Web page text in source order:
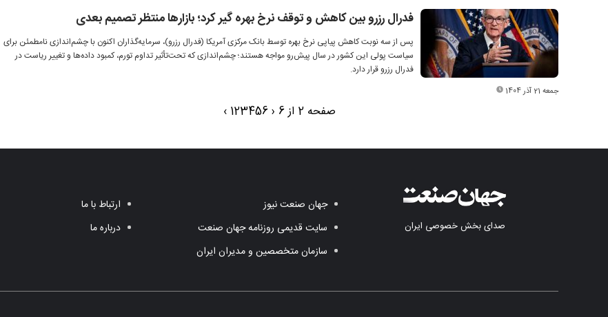
فدرال رزرو بین کاهش و توقف نرخ بهره گیر کرد؛ بازارها منتظر تصمیم بعدی
پس از سه نوبت کاهش پیاپی نرخ بهره توسط بانک مرکزی آمریکا (فدرال رزرو)، سرمایه‌گذاران اکنون با چشم‌اندازی نامطمئن برای
سیاست پولی این کشور در سال پیش‌رو مواجه‌ هستند؛ چشم‌اندازی که تحت‌تأثیر تداوم تورم، کمبود داده‌ها و تغییر ریاست در
فدرال رزرو قرار دارد.
جمعه 21 آذر 1404
صفحه 2 از 6 ‹
123456
›
صدای بخش خصوصی ایران
جهان صنعت نیوز
سایت قدیمی روزنامه جهان صنعت
سازمان متخصصین و مدیران ایران
ارتباط با ما
درباره ما